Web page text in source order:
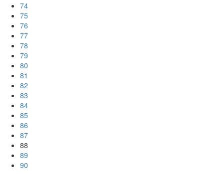
74
75
76
77
78
79
80
81
82
83
84
85
86
87
88
89
90